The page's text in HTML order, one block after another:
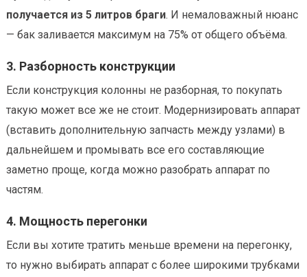
получается из 5 литров браги. И немаловажный нюанс
— бак заливается максимум на 75% от общего объёма.
3. Разборность конструкции
Если конструкция колонны не разборная, то покупать
такую может все же не стоит. Модернизировать аппарат
(вставить дополнительную запчасть между узлами) в
дальнейшем и промывать все его составляющие
заметно проще, когда можно разобрать аппарат по
частям.
4. Мощность перегонки
Если вы хотите тратить меньше времени на перегонку,
то нужно выбирать аппарат с более широкими трубками